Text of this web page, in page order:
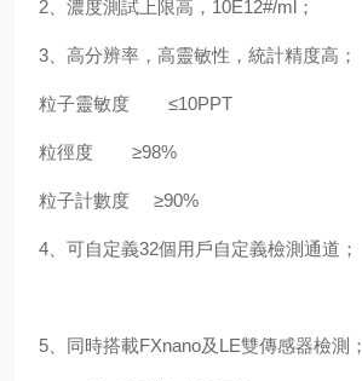
2、濃度測試上限高，10E12#/ml；
3、高分辨率，高靈敏性，統計精度高；
粒子靈敏度 ≤10PPT
粒徑度 ≥98%
粒子計數度 ≥90%
4、可自定義32個用戶自定義檢測通道；
5、同時搭載FXnano及LE雙傳感器檢測；